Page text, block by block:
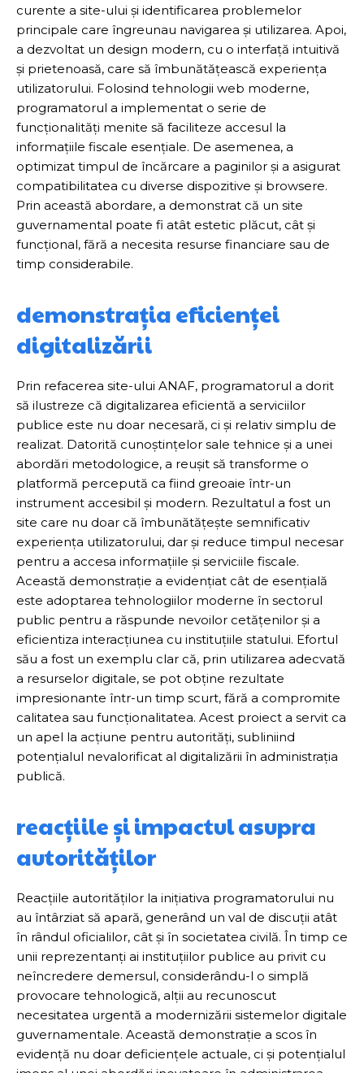
curente a site-ului și identificarea problemelor
principale care îngreunau navigarea și utilizarea. Apoi,
a dezvoltat un design modern, cu o interfață intuitivă
și prietenoasă, care să îmbunătățească experiența
utilizatorului. Folosind tehnologii web moderne,
programatorul a implementat o serie de
funcționalități menite să faciliteze accesul la
informațiile fiscale esențiale. De asemenea, a
optimizat timpul de încărcare a paginilor și a asigurat
compatibilitatea cu diverse dispozitive și browsere.
Prin această abordare, a demonstrat că un site
guvernamental poate fi atât estetic plăcut, cât și
funcțional, fără a necesita resurse financiare sau de
timp considerabile.
demonstrația eficienței
digitalizării
Prin refacerea site-ului ANAF, programatorul a dorit
să ilustreze că digitalizarea eficientă a serviciilor
publice este nu doar necesară, ci și relativ simplu de
realizat. Datorită cunoștințelor sale tehnice și a unei
abordări metodologice, a reușit să transforme o
platformă percepută ca fiind greoaie într-un
instrument accesibil și modern. Rezultatul a fost un
site care nu doar că îmbunătățește semnificativ
experiența utilizatorului, dar și reduce timpul necesar
pentru a accesa informațiile și serviciile fiscale.
Această demonstrație a evidențiat cât de esențială
este adoptarea tehnologiilor moderne în sectorul
public pentru a răspunde nevoilor cetățenilor și a
eficientiza interacțiunea cu instituțiile statului. Efortul
său a fost un exemplu clar că, prin utilizarea adecvată
a resurselor digitale, se pot obține rezultate
impresionante într-un timp scurt, fără a compromite
calitatea sau funcționalitatea. Acest proiect a servit ca
un apel la acțiune pentru autorități, subliniind
potențialul nevalorificat al digitalizării în administrația
publică.
reacțiile și impactul asupra
autorităților
Reacțiile autorităților la inițiativa programatorului nu
au întârziat să apară, generând un val de discuții atât
în rândul oficialilor, cât și în societatea civilă. În timp ce
unii reprezentanți ai instituțiilor publice au privit cu
neîncredere demersul, considerându-l o simplă
provocare tehnologică, alții au recunoscut
necesitatea urgentă a modernizării sistemelor digitale
guvernamentale. Această demonstrație a scos în
evidență nu doar deficiențele actuale, ci și potențialul